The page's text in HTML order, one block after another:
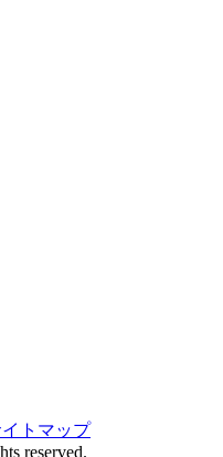
トマップ
reserved.